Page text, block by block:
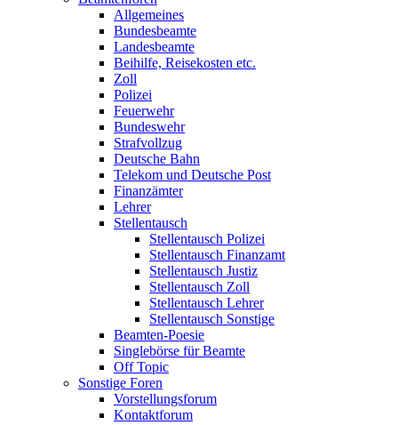
Allgemeines
Bundesbeamte
Landesbeamte
Beihilfe, Reisekosten etc.
Zoll
Polizei
Feuerwehr
Bundeswehr
Strafvollzug
Deutsche Bahn
Telekom und Deutsche Post
Finanzämter
Lehrer
Stellentausch
Stellentausch Polizei
Stellentausch Finanzamt
Stellentausch Justiz
Stellentausch Zoll
Stellentausch Lehrer
Stellentausch Sonstige
Beamten-Poesie
Singlebörse für Beamte
Off Topic
Sonstige Foren
Vorstellungsforum
Kontaktforum